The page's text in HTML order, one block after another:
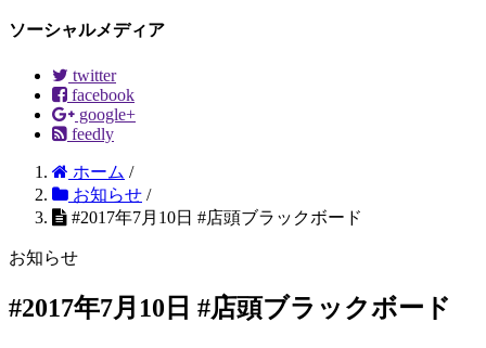
ソーシャルメディア
twitter
facebook
google+
feedly
ホーム /
お知らせ /
#2017年7月10日 #店頭ブラックボード
お知らせ
#2017年7月10日 #店頭ブラックボード